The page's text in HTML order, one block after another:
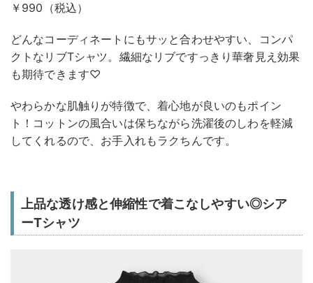
￥990（税込）
どんなコーディネートにもサッと合わせやすい、コンパ
クトなリブTシャツ。繊細なリブですっきり華奢見え効果
も期待できます♡
やわらかな肌触りが特徴で、着心地が良いのもポイン
ト！コットンの風合いは保ちながら洗濯後のしわを軽減
してくれるので、お手入れもラクちんです。
上品な透け感と伸縮性で着こなしやすい◎シア
ーTシャツ